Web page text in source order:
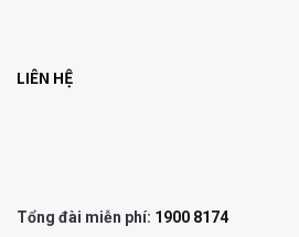
LIÊN HỆ
Tổng đài miễn phí: 1900 8174